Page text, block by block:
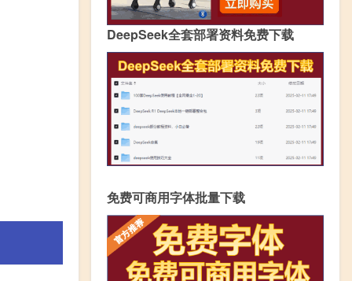
DeepSeek全套部署资料免费下载
免费可商用字体批量下载